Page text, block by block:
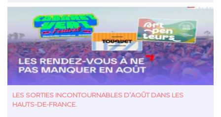
EN SAVOIR PLUS
LES SORTIES INCONTOURNABLES D’AOÛT DANS LES
HAUTS-DE-FRANCE.